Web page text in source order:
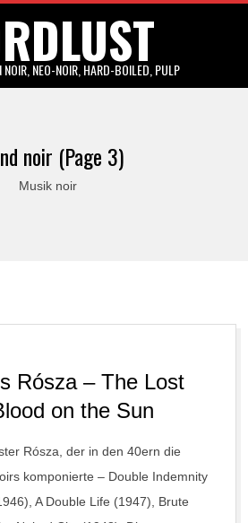
NOIR, NEO-NOIR, HARD-BOILED, PULP
noir (Page 3)
Musik noir
Rósza – The Lost
on the Sun
Rósza, der in den 40ern die
komponierte – Double Indemnity
A Double Life (1947), Brute